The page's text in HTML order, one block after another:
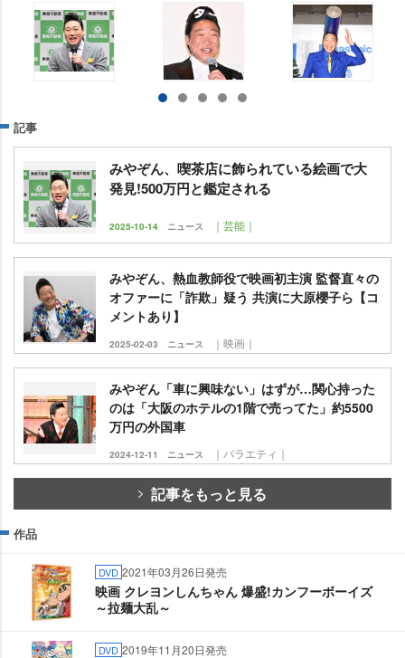
記事
みやぞん、喫茶店に飾られている絵画で大
発見!500万円と鑑定される
2025-10-14 ニュース ｜芸能｜
みやぞん、熱血教師役で映画初主演 監督直々の
オファーに「詐欺」疑う 共演に大原櫻子ら【コ
メントあり】
2025-02-03 ニュース ｜映画｜
みやぞん「車に興味ない」はずが…関心持った
のは「大阪のホテルの1階で売ってた」約5500
万円の外国車
2024-12-11 ニュース ｜バラエティ｜
記事をもっと見る
作品
DVD 2021年03月26日発売
映画 クレヨンしんちゃん 爆盛!カンフーボーイズ
～拉麺大乱～
DVD 2019年11月20日発売